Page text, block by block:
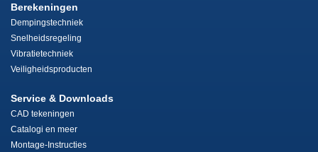
Berekeningen
Dempingstechniek
Snelheidsregeling
Vibratietechniek
Veiligheidsproducten
Service & Downloads
CAD tekeningen
Catalogi en meer
Montage-Instructies